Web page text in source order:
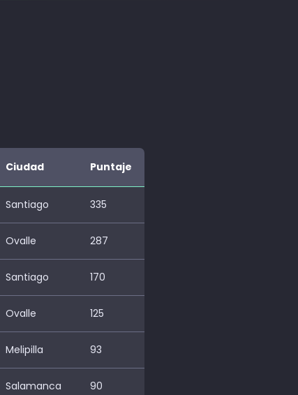
Ciudad Puntaje
Santiago 335
Ovalle 287
Santiago 170
Ovalle 125
Melipilla 93
Salamanca 90